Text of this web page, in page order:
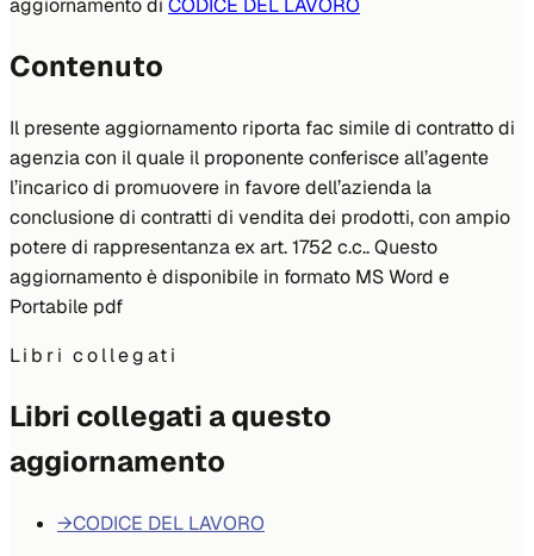
aggiornamento di CODICE DEL LAVORO
Contenuto
Il presente aggiornamento riporta fac simile di contratto di
agenzia con il quale il proponente conferisce all’agente
l’incarico di promuovere in favore dell’azienda la
conclusione di contratti di vendita dei prodotti, con ampio
potere di rappresentanza ex art. 1752 c.c.. Questo
aggiornamento è disponibile in formato MS Word e
Portabile pdf
Libri collegati
Libri collegati a questo
aggiornamento
→CODICE DEL LAVORO